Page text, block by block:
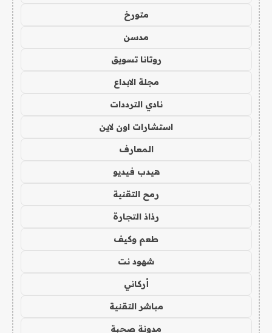
متورخ
مدسن
روتانا تسويق
مجلة الابداع
نادي الترددات
استشارات اون لاين
المعارف
هيدب فيديو
رمح التقنية
رذاذ التجارة
طعم وكيف
شهود نت
أركاني
مباشر التقنية
مدونة صحبة